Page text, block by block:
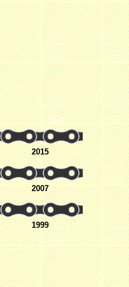
2015
2007
1999